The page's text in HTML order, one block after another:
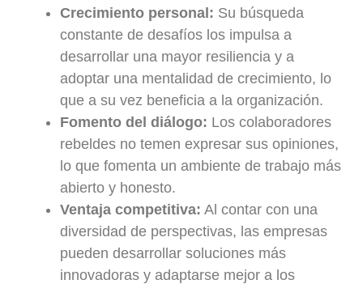
Crecimiento personal: Su búsqueda
constante de desafíos los impulsa a
desarrollar una mayor resiliencia y a
adoptar una mentalidad de crecimiento, lo
que a su vez beneficia a la organización.
Fomento del diálogo: Los colaboradores
rebeldes no temen expresar sus opiniones,
lo que fomenta un ambiente de trabajo más
abierto y honesto.
Ventaja competitiva: Al contar con una
diversidad de perspectivas, las empresas
pueden desarrollar soluciones más
innovadoras y adaptarse mejor a los